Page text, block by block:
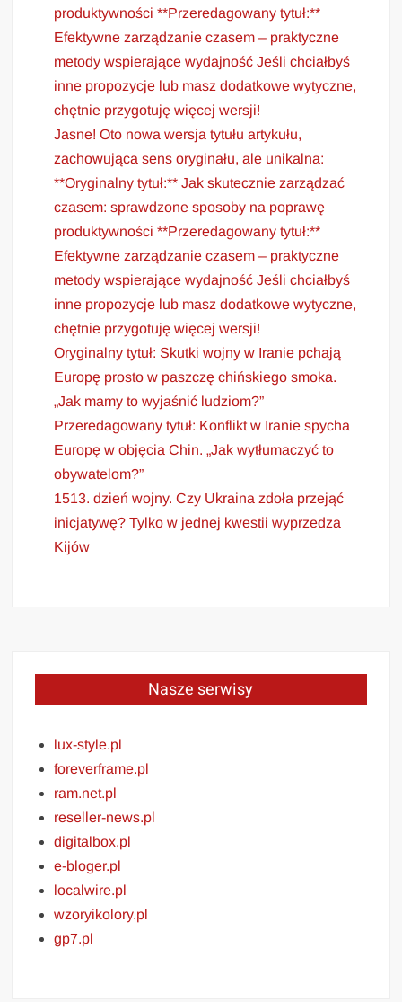
produktywności **Przeredagowany tytuł:**
Efektywne zarządzanie czasem – praktyczne
metody wspierające wydajność Jeśli chciałbyś
inne propozycje lub masz dodatkowe wytyczne,
chętnie przygotuję więcej wersji!
Jasne! Oto nowa wersja tytułu artykułu,
zachowująca sens oryginału, ale unikalna:
**Oryginalny tytuł:** Jak skutecznie zarządzać
czasem: sprawdzone sposoby na poprawę
produktywności **Przeredagowany tytuł:**
Efektywne zarządzanie czasem – praktyczne
metody wspierające wydajność Jeśli chciałbyś
inne propozycje lub masz dodatkowe wytyczne,
chętnie przygotuję więcej wersji!
Oryginalny tytuł: Skutki wojny w Iranie pchają
Europę prosto w paszczę chińskiego smoka.
„Jak mamy to wyjaśnić ludziom?”
Przeredagowany tytuł: Konflikt w Iranie spycha
Europę w objęcia Chin. „Jak wytłumaczyć to
obywatelom?”
1513. dzień wojny. Czy Ukraina zdoła przejąć
inicjatywę? Tylko w jednej kwestii wyprzedza
Kijów
Nasze serwisy
lux-style.pl
foreverframe.pl
ram.net.pl
reseller-news.pl
digitalbox.pl
e-bloger.pl
localwire.pl
wzoryikolory.pl
gp7.pl